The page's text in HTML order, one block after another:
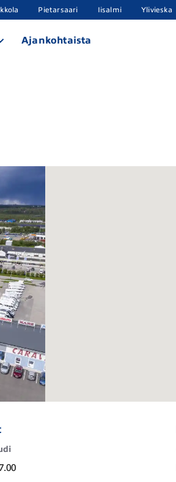
Pietarsaari Iisalmi Ylivieska
Ajankohtaista